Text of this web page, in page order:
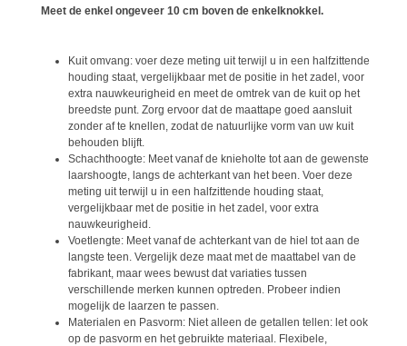
Meet de enkel ongeveer 10 cm boven de enkelknokkel .
Kuit omvang: voer deze meting uit terwijl u in een halfzittende
houding staat, vergelijkbaar met de positie in het zadel, voor
extra nauwkeurigheid en meet de omtrek van de kuit op het
breedste punt. Zorg ervoor dat de maattape goed aansluit
zonder af te knellen, zodat de natuurlijke vorm van uw kuit
behouden blijft.
Schachthoogte: Meet vanaf de knieholte tot aan de gewenste
laarshoogte, langs de achterkant van het been. Voer deze
meting uit terwijl u in een halfzittende houding staat,
vergelijkbaar met de positie in het zadel, voor extra
nauwkeurigheid.
Voetlengte: Meet vanaf de achterkant van de hiel tot aan de
langste teen. Vergelijk deze maat met de maattabel van de
fabrikant, maar wees bewust dat variaties tussen
verschillende merken kunnen optreden. Probeer indien
mogelijk de laarzen te passen.
Materialen en Pasvorm: Niet alleen de getallen tellen: let ook
op de pasvorm en het gebruikte materiaal. Flexibele,